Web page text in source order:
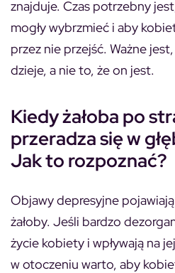
znajduje. Czas potrzebny
mogły wybrzmieć i aby
przez nie przejść. Ważne
dzieje, a nie to, że on jest.
Kiedy żałoba po
przeradza się w
Jak to rozpoznać?
Objawy depresyjne
żałoby. Jeśli bardzo
życie kobiety i wpływają na
w otoczeniu warto, aby